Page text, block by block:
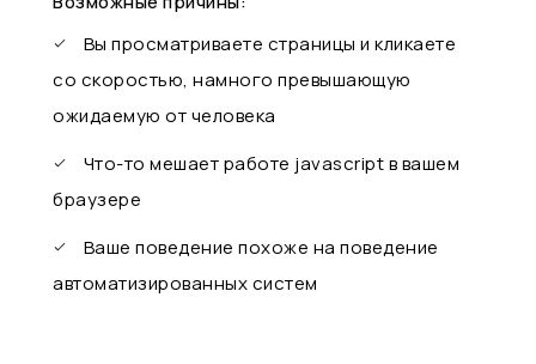
Вы просматриваете страницы и кликаете
со скоростью, намного превышающую
ожидаемую от человека
Что-то мешает работе javascript в вашем
браузере
Ваше поведение похоже на поведение
автоматизированных систем